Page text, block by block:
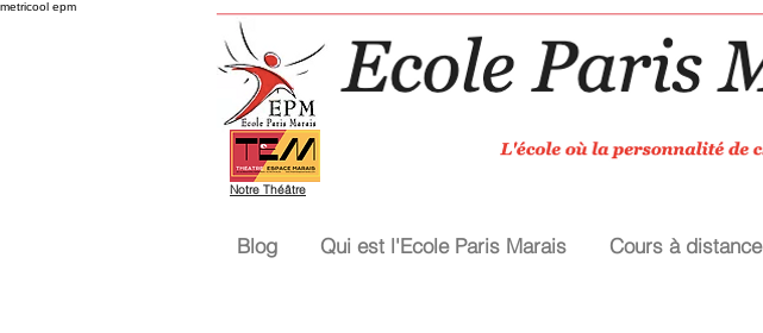
metricool epm
Notre Théâtre
Blog Qui est l'Ecole Paris Marais Cours à distance